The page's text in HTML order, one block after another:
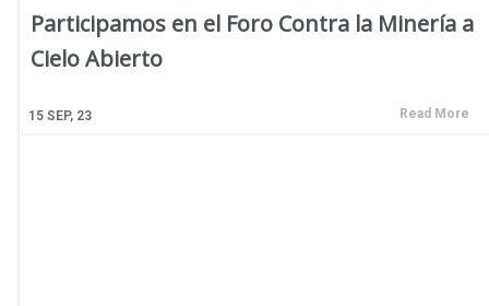
Participamos en el Foro Contra la Minería a
Cielo Abierto
15 SEP, 23 Read More